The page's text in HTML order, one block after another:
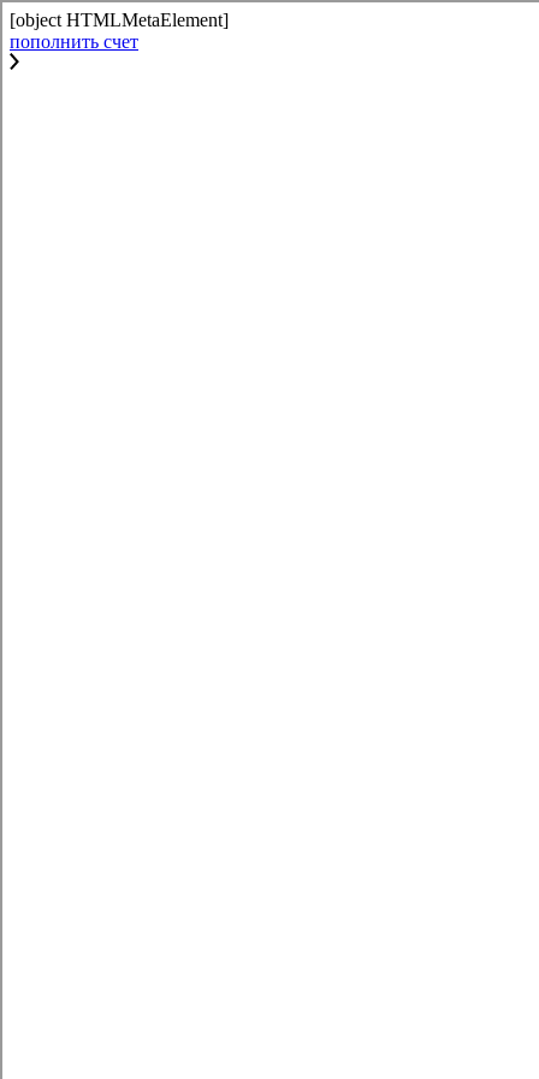
[object HTMLMetaElement]
пополнить счет